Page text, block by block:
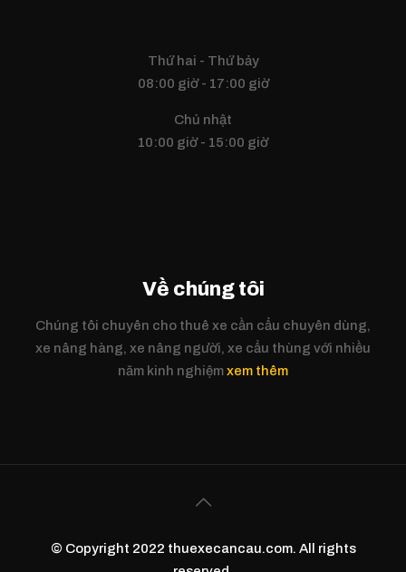
Thứ hai - Thứ bảy
08:00 giờ - 17:00 giờ
Chủ nhật
10:00 giờ - 15:00 giờ
Về chúng tôi
Chúng tôi chuyên cho thuê xe cần cẩu chuyên dùng,
xe nâng hàng, xe nâng người, xe cẩu thùng với nhiều
năm kinh nghiệmxem thêm
© Copyright 2022 thuexecancau.com. All rights